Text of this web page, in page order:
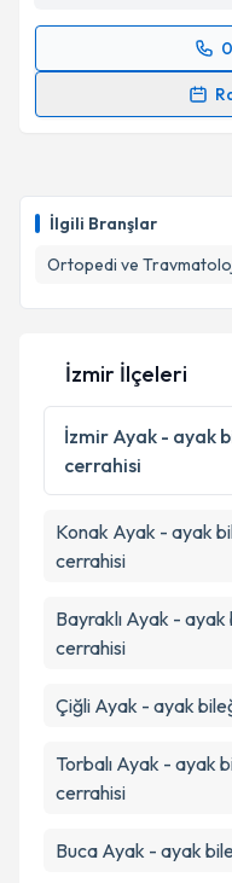
İlgili Branşlar
Ortopedi ve
Randevu
E-posta Adresiniz
Kişisel
Metni'ni
kapsamda
İzmir İlçeleri
İzmir Ayak - ayak
cerrahisi
Konak Ayak - ayak
cerrahisi
Bayraklı Ayak - ayak
cerrahisi
Çiğli Ayak - ayak
Torbalı Ayak - ayak
cerrahisi
Buca Ayak - ayak